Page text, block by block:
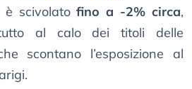
è scivolatofino a -2% circa,
al calo dei titoli delle
scontano l’esposizione al